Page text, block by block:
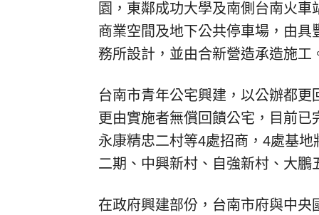
園，東鄰成功大學及南側台南火
商業空間及地下公共停車場，由
務所設計，並由合新營造承造施工
台南市青年公宅興建，以公辦都
更由實施者無償回饋公宅，目前
永康精忠二村等4處招商，4處基
二期、中興新村、自強新村、大
在政府興建部份，台南市府與中